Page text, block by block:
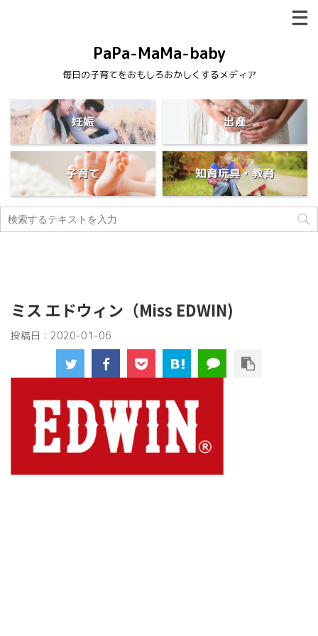
PaPa-MaMa-baby
毎日の子育てをおもしろおかしくするメディア
妊娠 出産
子育て 知育玩具・教育
ミス エドウィン（Miss EDWIN)
投稿日： 2020-01-06